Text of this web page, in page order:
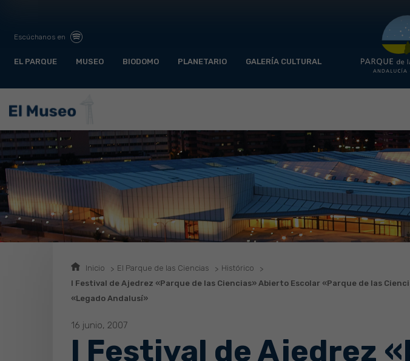
Escúchanos en
EL PARQUE MUSEO BIODOMO PLANETARIO GALERÍA CULTURAL
Inicio El Parque de las Ciencias
Histórico
I Festival de Ajedrez «Parque de las Ciencias» Abierto Escolar «Parque de las
«Legado Andalusí»
16 junio, 2007
I Festival de Ajedrez